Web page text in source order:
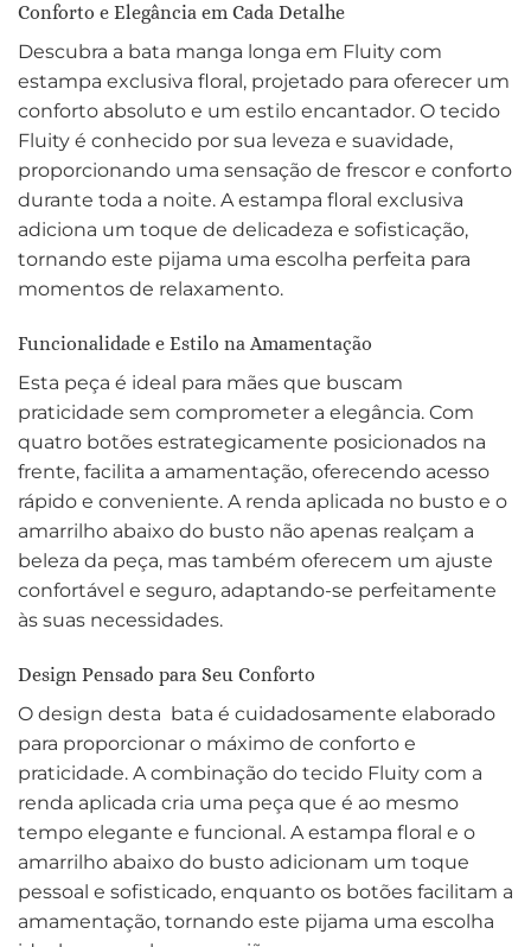
Conforto e Elegância em Cada Detalhe
Descubra a bata manga longa em Fluity com
estampa exclusiva floral, projetado para oferecer um
conforto absoluto e um estilo encantador. O tecido
Fluity é conhecido por sua leveza e suavidade,
proporcionando uma sensação de frescor e conforto
durante toda a noite. A estampa floral exclusiva
adiciona um toque de delicadeza e sofisticação,
tornando este pijama uma escolha perfeita para
momentos de relaxamento.
Funcionalidade e Estilo na Amamentação
Esta peça é ideal para mães que buscam
praticidade sem comprometer a elegância. Com
quatro botões estrategicamente posicionados na
frente, facilita a amamentação, oferecendo acesso
rápido e conveniente. A renda aplicada no busto e o
amarrilho abaixo do busto não apenas realçam a
beleza da peça, mas também oferecem um ajuste
confortável e seguro, adaptando-se perfeitamente
às suas necessidades.
Design Pensado para Seu Conforto
O design desta bata é cuidadosamente elaborado
para proporcionar o máximo de conforto e
praticidade. A combinação do tecido Fluity com a
renda aplicada cria uma peça que é ao mesmo
tempo elegante e funcional. A estampa floral e o
amarrilho abaixo do busto adicionam um toque
pessoal e sofisticado, enquanto os botões facilitam a
amamentação, tornando este pijama uma escolha